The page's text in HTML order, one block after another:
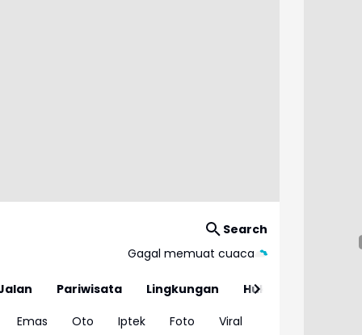
Search
Gagal memuat cuaca
Pariwisata Lingkungan
Hukum
Emas Oto Iptek Foto
Viral